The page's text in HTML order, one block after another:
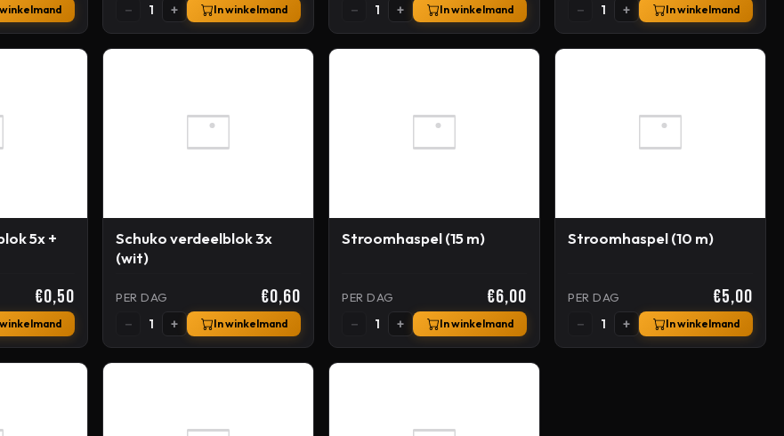
− 1 + In winkelmand − 1 + In winkelmand − 1 + In winkelmand
5x +
€0,50
Schuko verdeelblok 3x
(wit)
PER DAG €0,60
− 1 + In winkelmand
Stroomhaspel (15 m)
PER DAG €6,00
− 1 + In winkelmand
Stroomhaspel (10 m)
PER DAG €5,00
− 1 + In winkelmand